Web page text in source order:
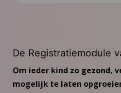
Inspiratie
De Registratiemodule
Om ieder kind zo gezond,
mogelijk te laten